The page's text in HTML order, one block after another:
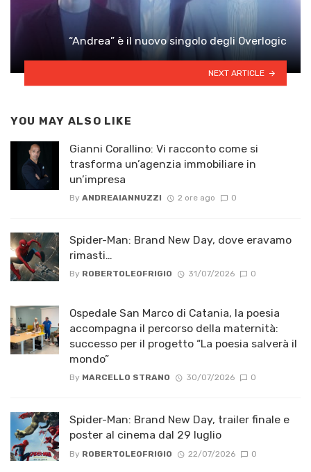
“Andrea” è il nuovo singolo degli Overlogic
NEXT ARTICLE
YOU MAY ALSO LIKE
Gianni Corallino: Vi racconto come si
trasforma un’agenzia immobiliare in
un’impresa
By ANDREAIANNUZZI 2 ore ago 0
Spider-Man: Brand New Day, dove eravamo
rimasti…
By ROBERTOLEOFRIGIO 31/07/2026 0
Ospedale San Marco di Catania, la poesia
accompagna il percorso della maternità:
successo per il progetto “La poesia salverà il
mondo”
By MARCELLO STRANO 30/07/2026 0
Spider-Man: Brand New Day, trailer finale e
poster al cinema dal 29 luglio
By ROBERTOLEOFRIGIO 22/07/2026 0